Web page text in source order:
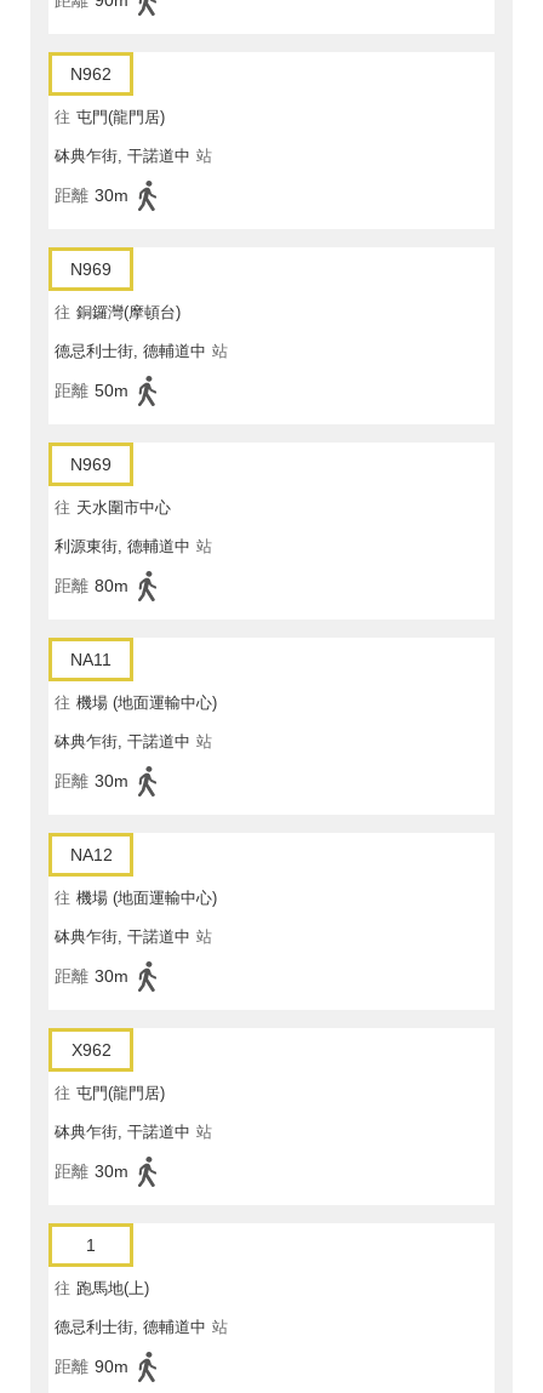
N962
往 屯門(龍門居)
砵典乍街, 干諾道中 站
距離 30m
N969
往 銅鑼灣(摩頓台)
德忌利士街, 德輔道中 站
距離 50m
N969
往 天水圍市中心
利源東街, 德輔道中 站
距離 80m
NA11
往 機場 (地面運輸中心)
砵典乍街, 干諾道中 站
距離 30m
NA12
往 機場 (地面運輸中心)
砵典乍街, 干諾道中 站
距離 30m
X962
往 屯門(龍門居)
砵典乍街, 干諾道中 站
距離 30m
1
往 跑馬地(上)
德忌利士街, 德輔道中 站
距離 90m